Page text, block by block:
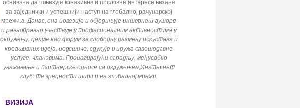
оснивана да повезује креазивне и пословне интересе везане
за заједнички и успешнији наступ на глобалној рачунарској
мрежи.а. Данас, она повезије и обједињује интернет ауторе
и равноправно учествује у професионалним активностима у
окружењу, делује као форум за слободну размену искустава и
креативних идеја, подстиче, едукује и пружа саветодавне
услуге члановима. Пропагирајући сарадњу, међусобно
уважавање и партнерске односе са окружењем,Ингтернет
клуб те вредности шири и на глобалној мрежи.
ВИЗИЈА